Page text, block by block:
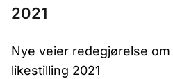
2021
Nye veier redegjørelse om
likestilling 2021